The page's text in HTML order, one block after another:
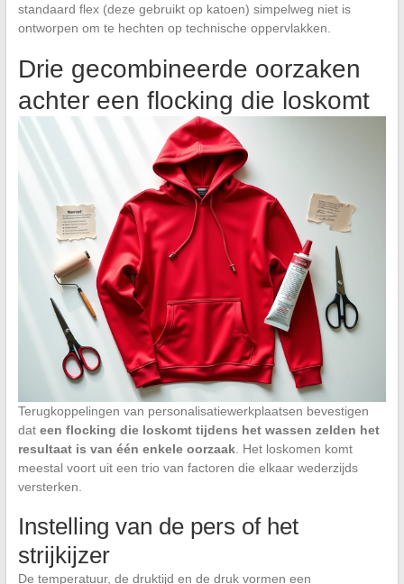
standaard flex (deze gebruikt op katoen) simpelweg niet is
ontworpen om te hechten op technische oppervlakken.
Drie gecombineerde oorzaken
achter een flocking die loskomt
Terugkoppelingen van personalisatiewerkplaatsen bevestigen
dat een flocking die loskomt tijdens het wassen zelden het
resultaat is van één enkele oorzaak. Het loskomen komt
meestal voort uit een trio van factoren die elkaar wederzijds
versterken.
Instelling van de pers of het
strijkijzer
De temperatuur, de druktijd en de druk vormen een